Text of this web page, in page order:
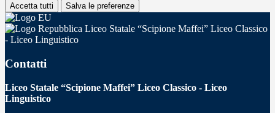
Accetta tutti Salva le preferenze
Liceo Statale “Scipione Maffei” Liceo Classico
- Liceo Linguistico
Contatti
Liceo Statale “Scipione Maffei” Liceo Classico - Liceo
Linguistico